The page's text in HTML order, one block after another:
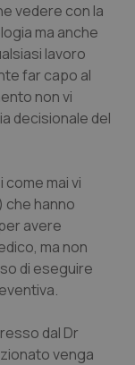
vedere con la
ma anche
lavoro
far capo al
non vi
decisionale del
mai vi
hanno
avere
ma non
di eseguire
dal Dr
venga